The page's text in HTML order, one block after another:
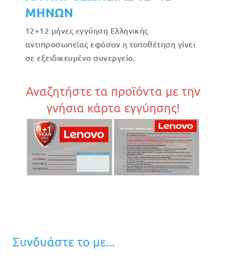
ΜΗΝΩΝ
12+12 μήνες εγγύηση Ελληνικής
αντιπροσωπείας εφόσον η τοποθέτηση γίνει
σε εξειδικευμένο συνεργείο.
Αναζητήστε τα προϊόντα με την
γνήσια κάρτα εγγύησης!
Συνδυάστε το με...